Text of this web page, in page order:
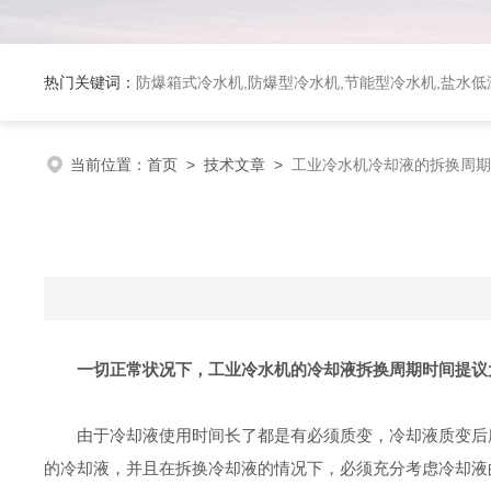
热门关键词： 防爆箱式冷水机,防爆型冷水机,节能型冷水机,盐水低
当前位置： 首页 > 技术文章 > 工业冷水机冷却液的拆换周
一切正常状况下，工业冷水机的冷却液拆换周期时间提
由于冷却液使用时间长了都是有必须质变，冷却液质变
的冷却液，并且在拆换冷却液的情况下，必须充分考虑冷却